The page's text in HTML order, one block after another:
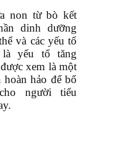
non từ bò kết
dinh dưỡng
và các yếu tố
yếu tố tăng
được xem là một
hảo để bổ
người tiểu